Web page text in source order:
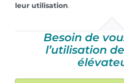
leur utilisation.
Besoin de
l’utilisation